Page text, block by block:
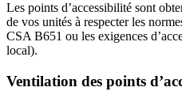
Les points d’accessibilité sont
de vos unités à respecter les
CSA B651 ou les exigences
local).
Ventilation des points